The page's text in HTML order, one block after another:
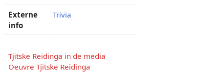
Externe
info
Trivia
Tjitske Reidinga in de media
Oeuvre Tjitske Reidinga